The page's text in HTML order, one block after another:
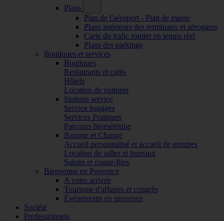
Plans
Plan de l'aéroport - Plan de masse
Plans intérieurs des terminaux et aérogares
Carte du trafic routier en temps réel
Plans des parkings
Boutiques et services
Boutiques
Restaurants et cafés
Hôtels
Location de voitures
Stations service
Service bagages
Services Pratiques
Parcours biométrique
Banque et Change
Accueil personnalisé et accueil de groupes
Location de salles et bureaux
Salons et coupe-files
Bienvenue en Provence
A votre arrivée
Tourisme d'affaires et congrès
Événements en provence
Société
Professionnels